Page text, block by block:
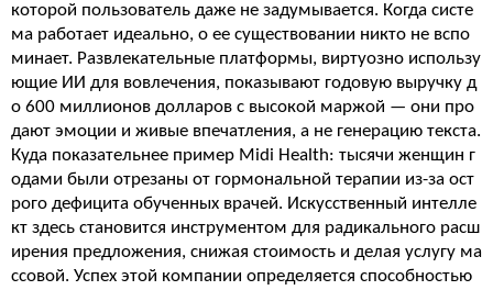
которой пользователь даже не задумывается. Когда систе
ма работает идеально, о ее существовании никто не вспо
минает. Развлекательные платформы, виртуозно использу
ющие ИИ для вовлечения, показывают годовую выручку д
о 600 миллионов долларов с высокой маржой — они про
дают эмоции и живые впечатления, а не генерацию текста.
Куда показательнее пример Midi Health: тысячи женщин г
одами были отрезаны от гормональной терапии из-за ост
рого дефицита обученных врачей. Искусственный интелле
кт здесь становится инструментом для радикального расш
ирения предложения, снижая стоимость и делая услугу ма
ссовой. Успех этой компании определяется способностью